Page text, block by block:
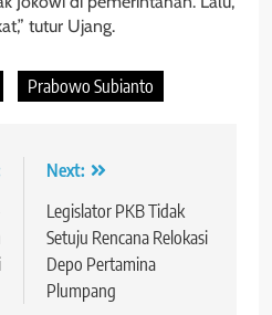
tutur Ujang.
Prabowo Subianto
Next:
Legislator PKB Tidak
Setuju Rencana Relokasi
Depo Pertamina
Plumpang